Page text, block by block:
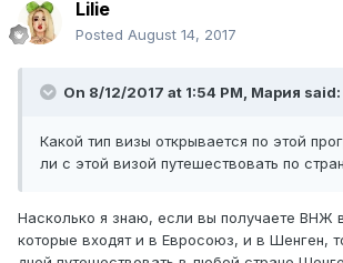
Lilie
Posted August 14, 2017
On 8/12/2017 at 1:54 PM, Мария said:
Какой тип визы открывается по этой
ли с этой визой путешествовать по
Насколько я знаю, если вы получаете ВНЖ
которые входят и в Евросоюз, и в Шенген,